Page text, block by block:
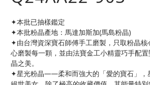
✦本批已抽樣鑑定
✦本批粉晶產地：馬達加斯加(馬島粉晶)
✦由台灣資深寶石師傅手工磨製，只取粉晶核
心磨製每一顆，並由法寶金工小精靈巧手配
晶之美。
✦星光粉晶——柔和而強大的「愛的寶石」，